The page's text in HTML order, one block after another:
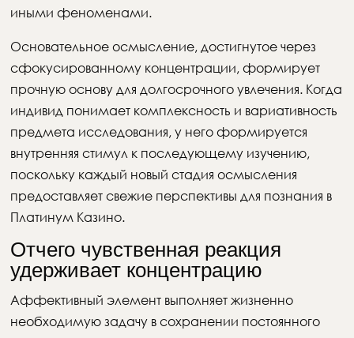
иными феноменами.
Основательное осмысление, достигнутое через
сфокусированному концентрации, формирует
прочную основу для долгосрочного увлечения. Когда
индивид понимает комплексность и вариативность
предмета исследования, у него формируется
внутренняя стимул к последующему изучению,
поскольку каждый новый стадия осмысления
предоставляет свежие перспективы для познания в
Платинум Казино.
Отчего чувственная реакция
удерживает концентрацию
Аффективный элемент выполняет жизненно
необходимую задачу в сохранении постоянного